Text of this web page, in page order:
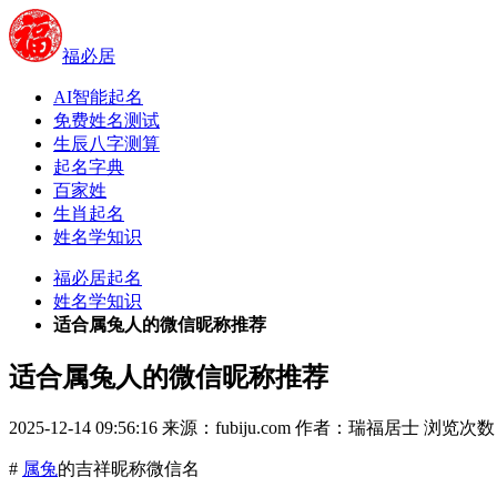
福必居
AI智能起名
免费姓名测试
生辰八字测算
起名字典
百家姓
生肖起名
姓名学知识
福必居起名
姓名学知识
适合属兔人的微信昵称推荐
适合属兔人的微信昵称推荐
2025-12-14 09:56:16 来源：fubiju.com 作者：瑞福居士 浏览次数
# 属兔的吉祥昵称微信名